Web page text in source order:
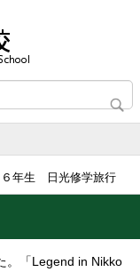
６年生 日光修学旅行
。「Legend in Nikko